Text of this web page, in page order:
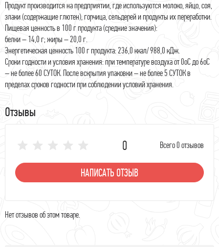
Продукт производится на предприятии, где используются молоко, яйцо, соя,
злаки (содержащие глютен), горчица, сельдерей и продукты их переработки.
Пищевая ценность в 100 г продукта (средние значения):
белки – 14,0 г; жиры – 20,0 г.
Энергетическая ценность 100 г продукта: 236,0 ккал/ 988,0 кДж.
Сроки годности и условия хранения: при температуре воздуха от 0оС до 6оС
– не более 60 СУТОК. После вскрытия упаковки – не более 5 СУТОК в
пределах сроков годности при соблюдении условий хранения.
Отзывы
0 Всего 0 отзывов
НАПИСАТЬ ОТЗЫВ
Нет отзывов об этом товаре.